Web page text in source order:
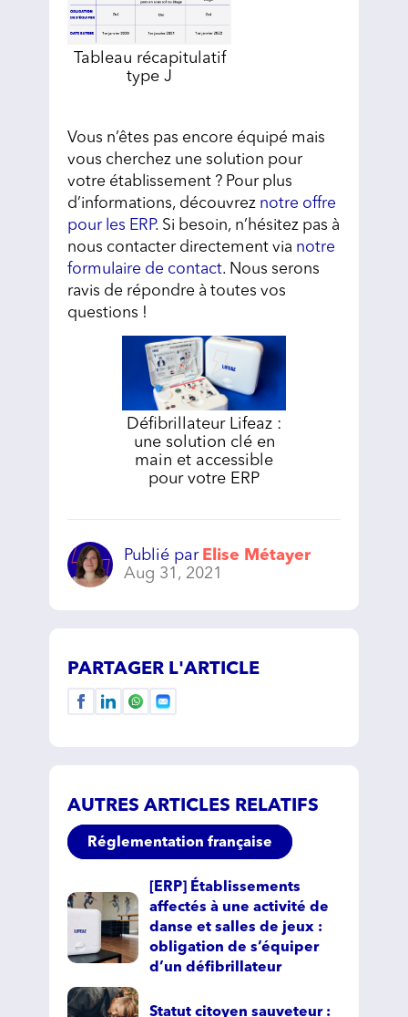
Tableau récapitulatif
type J
Vous n’êtes pas encore équipé mais
vous cherchez une solution pour
votre établissement ? Pour plus
d’informations, découvrez notre offre
pour les ERP. Si besoin, n’hésitez pas à
nous contacter directement via notre
formulaire de contact. Nous serons
ravis de répondre à toutes vos
questions !
Défibrillateur Lifeaz :
une solution clé en
main et accessible
pour votre ERP
Publié par Elise Métayer
Aug 31, 2021
PARTAGER L'ARTICLE
AUTRES ARTICLES RELATIFS
Réglementation française
[ERP] Établissements
affectés à une activité de
danse et salles de jeux :
obligation de s’équiper
d’un défibrillateur
Statut citoyen sauveteur :